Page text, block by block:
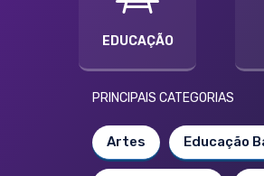
EDUCAÇÃO
PRINCIPAIS CATEGORIAS
Artes Educação